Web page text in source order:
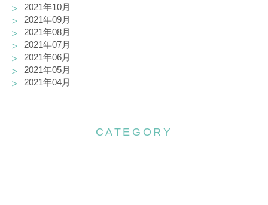
2021年10月
2021年09月
2021年08月
2021年07月
2021年06月
2021年05月
2021年04月
CATEGORY